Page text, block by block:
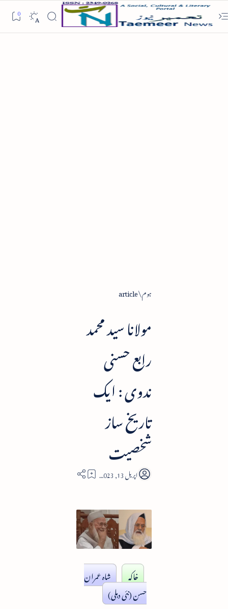
ہوم article
مولانا سید محمد
رابع حسنی
ندوی : ایک
تاریخ ساز
شخصیت
10
خاکہ
شاہ عمران
حسن (نئی دہلی)